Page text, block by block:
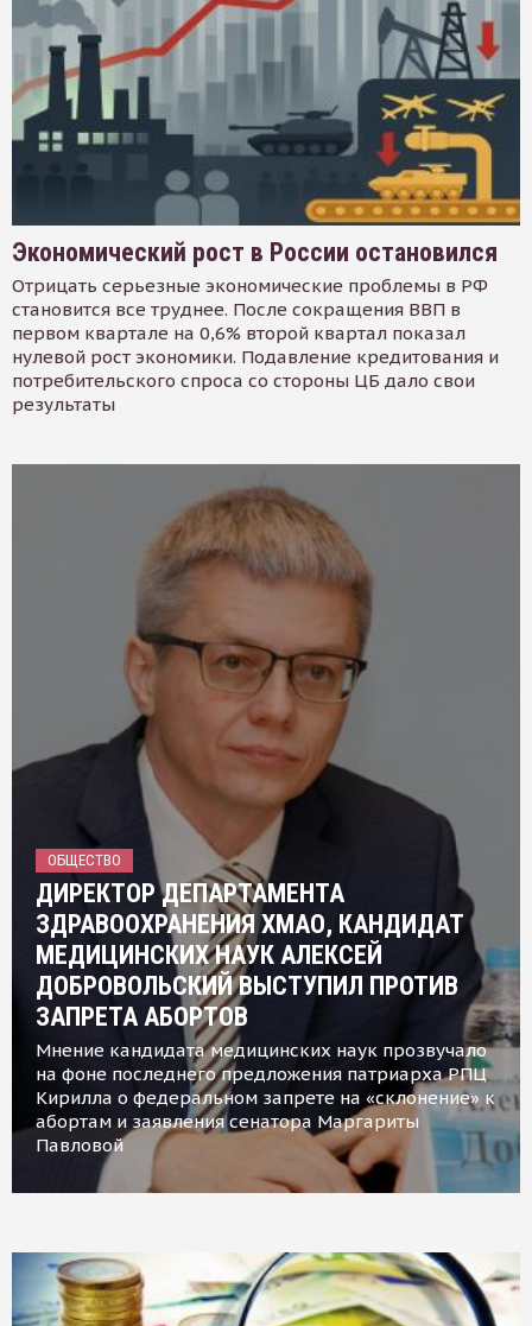
Экономический рост в России остановился
Отрицать серьезные экономические проблемы в РФ
становится все труднее. После сокращения ВВП в
первом квартале на 0,6% второй квартал показал
нулевой рост экономики. Подавление кредитования и
потребительского спроса со стороны ЦБ дало свои
результаты
ОБЩЕСТВО
ДИРЕКТОР ДЕПАРТАМЕНТА
ЗДРАВООХРАНЕНИЯ ХМАО, КАНДИДАТ
МЕДИЦИНСКИХ НАУК АЛЕКСЕЙ
ДОБРОВОЛЬСКИЙ ВЫСТУПИЛ ПРОТИВ
ЗАПРЕТА АБОРТОВ
Мнение кандидата медицинских наук прозвучало
на фоне последнего предложения патриарха РПЦ
Кирилла о федеральном запрете на «склонение» к
абортам и заявления сенатора Маргариты
Павловой